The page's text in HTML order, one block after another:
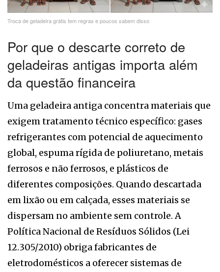
Troca de geladeira grátis tem regras e poucos sabem disso
Por que o descarte correto de
geladeiras antigas importa além
da questão financeira
Uma geladeira antiga concentra materiais que
exigem tratamento técnico específico: gases
refrigerantes com potencial de aquecimento
global, espuma rígida de poliuretano, metais
ferrosos e não ferrosos, e plásticos de
diferentes composições. Quando descartada
em lixão ou em calçada, esses materiais se
dispersam no ambiente sem controle. A
Política Nacional de Resíduos Sólidos (Lei
12.305/2010) obriga fabricantes de
eletrodomésticos a oferecer sistemas de